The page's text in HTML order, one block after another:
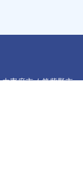
太宰府市 / 筑紫野市